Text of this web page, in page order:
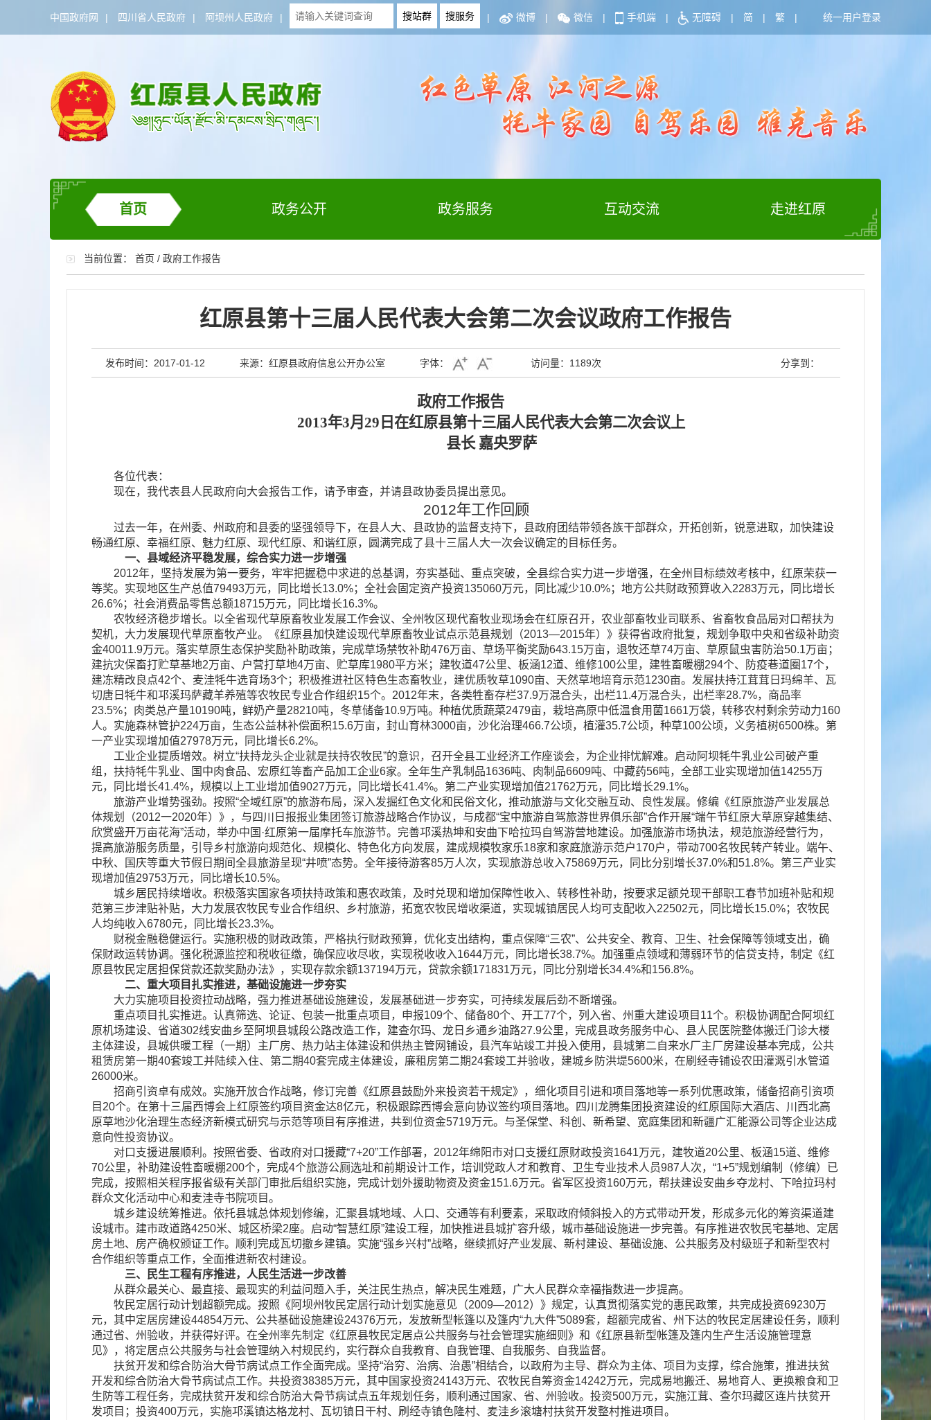
中国政府网 | 四川省人民政府 | 阿坝州人民政府 | | 微博 | 微信 | 手机端 | 无障碍 | 简 | 繁 | 统一用户登录
首页 政务公开 政务服务 互动交流 走进红原
当前位置： 首页 / 政府工作报告
红原县第十三届人民代表大会第二次会议政府工作报告
发布时间：2017-01-12 来源：红原县政府信息公开办公室 字体： 访问量： 1189次 分享到：
政府工作报告
2013年3月29日在红原县第十三届人民代表大会第二次会议上
县长 嘉央罗萨
各位代表：
现在，我代表县人民政府向大会报告工作，请予审查，并请县政协委员提出意见。
2012年工作回顾
过去一年，在州委、州政府和县委的坚强领导下，在县人大、县政协的监督支持下，县政府团结带领各族干部群众，开拓创新，锐意进取，加快建设
畅通红原、幸福红原、魅力红原、现代红原、和谐红原，圆满完成了县十三届人大一次会议确定的目标任务。
一、县域经济平稳发展，综合实力进一步增强
2012年，坚持发展为第一要务，牢牢把握稳中求进的总基调，夯实基础、重点突破，全县综合实力进一步增强，在全州目标绩效考核中，红原荣获一
等奖。实现地区生产总值79493万元，同比增长13.0%；全社会固定资产投资135060万元，同比减少10.0%；地方公共财政预算收入2283万元，同比增长
26.6%；社会消费品零售总额18715万元，同比增长16.3%。
农牧经济稳步增长。以全省现代草原畜牧业发展工作会议、全州牧区现代畜牧业现场会在红原召开，农业部畜牧业司联系、省畜牧食品局对口帮扶为
契机，大力发展现代草原畜牧产业。《红原县加快建设现代草原畜牧业试点示范县规划（2013—2015年）》获得省政府批复，规划争取中央和省级补助资
金40011.9万元。落实草原生态保护奖励补助政策，完成草场禁牧补助476万亩、草场平衡奖励643.15万亩，退牧还草74万亩、草原鼠虫害防治50.1万亩；
建抗灾保畜打贮草基地2万亩、户营打草地4万亩、贮草库1980平方米；建牧道47公里、板涵12道、维修100公里，建牲畜暖棚294个、防疫巷道圈17个，
建冻精改良点42个、麦洼牦牛选育场3个；积极推进社区特色生态畜牧业，建优质牧草1090亩、天然草地培育示范1230亩。发展扶持江茸茸日玛绵羊、瓦
切唐日牦牛和邛溪玛萨藏羊养殖等农牧民专业合作组织15个。2012年末，各类牲畜存栏37.9万混合头，出栏11.4万混合头，出栏率28.7%，商品率
23.5%；肉类总产量10190吨，鲜奶产量28210吨，冬草储备10.9万吨。种植优质蔬菜2479亩，栽培高原中低温食用菌1661万袋，转移农村剩余劳动力160
人。实施森林管护224万亩，生态公益林补偿面积15.6万亩，封山育林3000亩，沙化治理466.7公顷，植灌35.7公顷，种草100公顷，义务植树6500株。第
一产业实现增加值27978万元，同比增长6.2%。
工业企业提质增效。树立“扶持龙头企业就是扶持农牧民”的意识，召开全县工业经济工作座谈会，为企业排忧解难。启动阿坝牦牛乳业公司破产重
组，扶持牦牛乳业、国中肉食品、宏原红等畜产品加工企业6家。全年生产乳制品1636吨、肉制品6609吨、中藏药56吨，全部工业实现增加值14255万
元，同比增长41.4%，规模以上工业增加值9027万元，同比增长41.4%。第二产业实现增加值21762万元，同比增长29.1%。
旅游产业增势强劲。按照“全域红原”的旅游布局，深入发掘红色文化和民俗文化，推动旅游与文化交融互动、良性发展。修编《红原旅游产业发展总
体规划（2012一2020年）》，与四川日报报业集团签订旅游战略合作协议，与成都“宝中旅游自驾旅游世界俱乐部”合作开展“端午节红原大草原穿越集结、
欣赏盛开万亩花海”活动，举办中国·红原第一届摩托车旅游节。完善邛溪热坤和安曲下哈拉玛自驾游营地建设。加强旅游市场执法，规范旅游经营行为，
提高旅游服务质量，引导乡村旅游向规范化、规模化、特色化方向发展，建成规模牧家乐18家和家庭旅游示范户170户，带动700名牧民转产转业。端午、
中秋、国庆等重大节假日期间全县旅游呈现“井喷”态势。全年接待游客85万人次，实现旅游总收入75869万元，同比分别增长37.0%和51.8%。第三产业实
现增加值29753万元，同比增长10.5%。
城乡居民持续增收。积极落实国家各项扶持政策和惠农政策，及时兑现和增加保障性收入、转移性补助，按要求足额兑现干部职工春节加班补贴和规
范第三步津贴补贴，大力发展农牧民专业合作组织、乡村旅游，拓宽农牧民增收渠道，实现城镇居民人均可支配收入22502元，同比增长15.0%；农牧民
人均纯收入6780元，同比增长23.3%。
财税金融稳健运行。实施积极的财政政策，严格执行财政预算，优化支出结构，重点保障“三农”、公共安全、教育、卫生、社会保障等领域支出，确
保财政运转协调。强化税源监控和税收征缴，确保应收尽收，实现税收收入1644万元，同比增长38.7%。加强重点领域和薄弱环节的信贷支持，制定《红
原县牧民定居担保贷款还款奖励办法》，实现存款余额137194万元，贷款余额171831万元，同比分别增长34.4%和156.8%。
二、重大项目扎实推进，基础设施进一步夯实
大力实施项目投资拉动战略，强力推进基础设施建设，发展基础进一步夯实，可持续发展后劲不断增强。
重点项目扎实推进。认真筛选、论证、包装一批重点项目，申报109个、储备80个、开工77个，列入省、州重大建设项目11个。积极协调配合阿坝红
原机场建设、省道302线安曲乡至阿坝县城段公路改造工作，建查尔玛、龙日乡通乡油路27.9公里，完成县政务服务中心、县人民医院整体搬迁门诊大楼
主体建设，县城供暖工程（一期）主厂房、热力站主体建设和供热主管网铺设，县汽车站竣工并投入使用，县城第二自来水厂主厂房建设基本完成，公共
租赁房第一期40套竣工并陆续入住、第二期40套完成主体建设，廉租房第二期24套竣工并验收，建城乡防洪堤5600米，在刷经寺铺设农田灌溉引水管道
26000米。
招商引资卓有成效。实施开放合作战略，修订完善《红原县鼓励外来投资若干规定》，细化项目引进和项目落地等一系列优惠政策，储备招商引资项
目20个。在第十三届西博会上红原签约项目资金达8亿元，积极跟踪西博会意向协议签约项目落地。四川龙腾集团投资建设的红原国际大酒店、川西北高
原草地沙化治理生态经济新模式研究与示范等项目有序推进，共到位资金5719万元。与圣保堂、科创、新希望、宽庭集团和新疆广汇能源公司等企业达成
意向性投资协议。
对口支援进展顺利。按照省委、省政府对口援藏“7+20”工作部署，2012年绵阳市对口支援红原财政投资1641万元，建牧道20公里、板涵15道、维修
70公里，补助建设牲畜暖棚200个，完成4个旅游公厕选址和前期设计工作，培训党政人才和教育、卫生专业技术人员987人次，“1+5”规划编制（修编）已
完成，按照相关程序报省级有关部门审批后组织实施，完成计划外援助物资及资金151.6万元。省军区投资160万元，帮扶建设安曲乡夺龙村、下哈拉玛村
群众文化活动中心和麦洼寺书院项目。
城乡建设统筹推进。依托县城总体规划修编，汇聚县城地域、人口、交通等有利要素，采取政府倾斜投入的方式带动开发，形成多元化的筹资渠道建
设城市。建市政道路4250米、城区桥梁2座。启动“智慧红原”建设工程，加快推进县城扩容升级，城市基础设施进一步完善。有序推进农牧民宅基地、定居
房土地、房产确权颁证工作。顺利完成瓦切撤乡建镇。实施“强乡兴村”战略，继续抓好产业发展、新村建设、基础设施、公共服务及村级班子和新型农村
合作组织等重点工作，全面推进新农村建设。
三、民生工程有序推进，人民生活进一步改善
从群众最关心、最直接、最现实的利益问题入手，关注民生热点，解决民生难题，广大人民群众幸福指数进一步提高。
牧民定居行动计划超额完成。按照《阿坝州牧民定居行动计划实施意见（2009—2012）》规定，认真贯彻落实党的惠民政策，共完成投资69230万
元，其中定居房建设44854万元、公共基础设施建设24376万元，发放新型帐篷以及篷内“九大件”5089套，超额完成省、州下达的牧民定居建设任务，顺利
通过省、州验收，并获得好评。在全州率先制定《红原县牧民定居点公共服务与社会管理实施细则》和《红原县新型帐篷及篷内生产生活设施管理意
见》，将定居点公共服务与社会管理纳入村规民约，实行群众自我教育、自我管理、自我服务、自我监督。
扶贫开发和综合防治大骨节病试点工作全面完成。坚持“治穷、治病、治愚”相结合，以政府为主导、群众为主体、项目为支撑，综合施策，推进扶贫
开发和综合防治大骨节病试点工作。共投资38385万元，其中国家投资24143万元、农牧民自筹资金14242万元，完成易地搬迁、易地育人、更换粮食和卫
生防等工程任务，完成扶贫开发和综合防治大骨节病试点五年规划任务，顺利通过国家、省、州验收。投资500万元，实施江茸、查尔玛藏区连片扶贫开
发项目；投资400万元，实施邛溪镇达格龙村、瓦切镇日干村、刷经寺镇色隆村、麦洼乡滚塘村扶贫开发整村推进项目。